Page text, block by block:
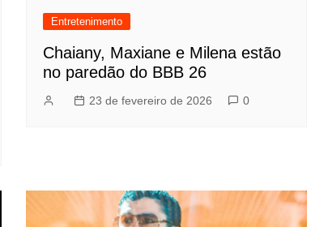
Entretenimento
Chaiany, Maxiane e Milena estão
no paredão do BBB 26
23 de fevereiro de 2026 0